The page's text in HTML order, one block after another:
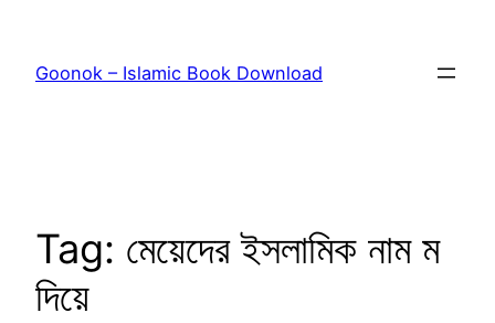
content
Goonok – Islamic Book Download
Tag: মেয়েদের ইসলামিক নাম ম
দিয়ে